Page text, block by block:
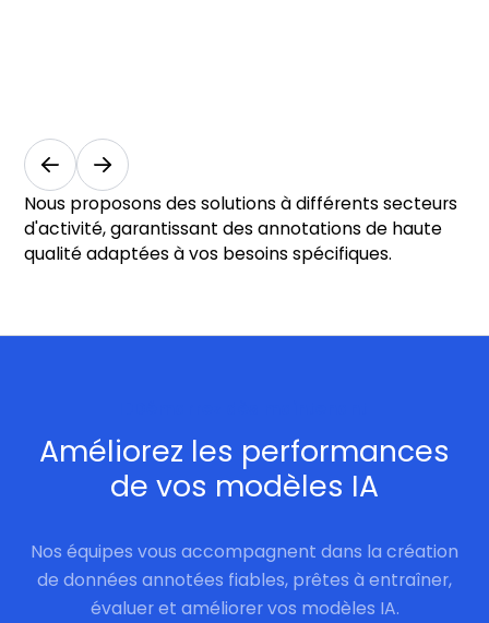
Industrie et
fabrication
Nous proposons des solutions à différents secteurs
d'activité, garantissant des annotations de haute
qualité adaptées à vos besoins spécifiques.
Améliorez les performances
de vos modèles IA
Nos équipes vous accompagnent dans la création
de données annotées fiables, prêtes à entraîner,
évaluer et améliorer vos modèles IA.